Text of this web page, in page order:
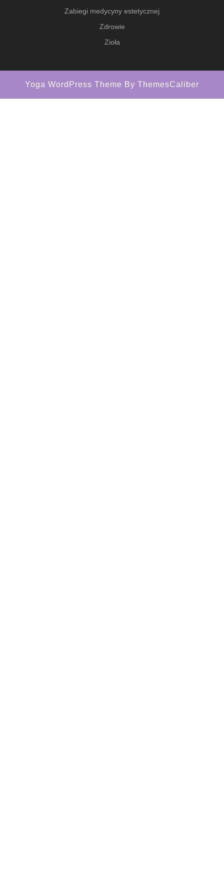
Zabiegi medycyny estetycznej
Zdrowie
Zioła
Yoga WordPress Theme By ThemesCaliber